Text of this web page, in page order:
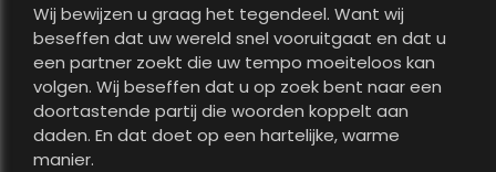
Wij bewijzen u graag het tegendeel. Want wij
beseffen dat uw wereld snel vooruitgaat en dat u
een partner zoekt die uw tempo moeiteloos kan
volgen. Wij beseffen dat u op zoek bent naar een
doortastende partij die woorden koppelt aan
daden. En dat doet op een hartelijke, warme
manier.